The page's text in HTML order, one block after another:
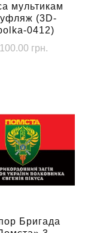
мультикам
(3D-
0412)
грн.
кілька
варіантів.
Параметри
можна
вибрати
сторінці
Бригада